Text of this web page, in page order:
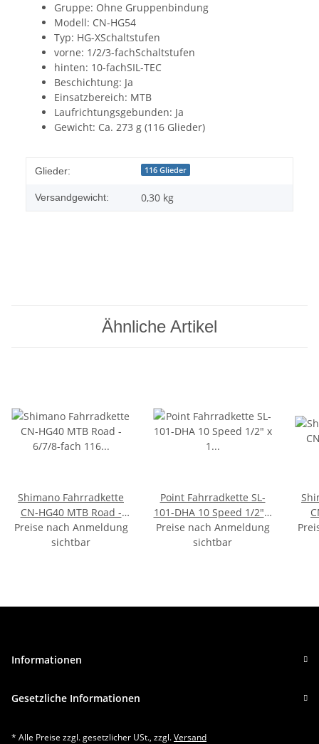
Gruppe: Ohne Gruppenbindung
Modell: CN-HG54
Typ: HG-XSchaltstufen
vorne: 1/2/3-fachSchaltstufen
hinten: 10-fachSIL-TEC
Beschichtung: Ja
Einsatzbereich: MTB
Laufrichtungsgebunden: Ja
Gewicht: Ca. 273 g (116 Glieder)
Glieder: 116 Glieder
Versandgewicht: 0,30 kg
Ähnliche Artikel
Shimano Fahrradkette
CN-HG40 MTB Road -
6/7/8-fach 116 Glieder
Preise nach Anmeldung
sichtbar
Point Fahrradkette SL-
101-DHA 10 Speed 1/2" x
1 1/128" 116 Glieder
Preise nach Anmeldung
sichtbar
Informationen
Gesetzliche Informationen
* Alle Preise zzgl. gesetzlicher USt., zzgl.Versand